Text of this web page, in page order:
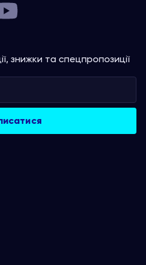
знижки та спецпропозиції